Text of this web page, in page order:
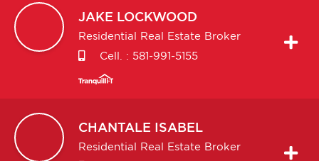
JAKE LOCKWOOD
Residential Real Estate Broker
Cell. : 581-991-5155
CHANTALE ISABEL
Residential Real Estate Broker